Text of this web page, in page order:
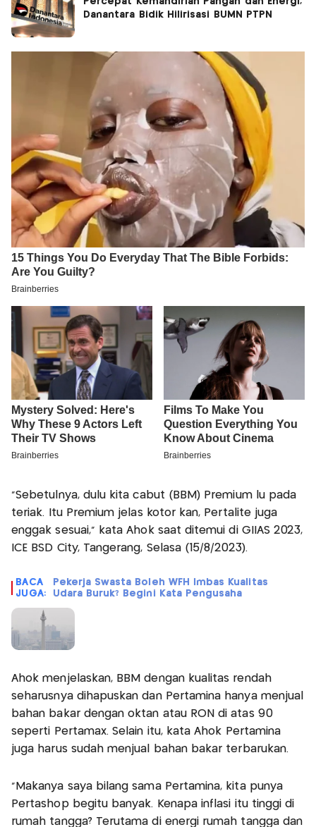
Danantara Bidik Hilirisasi BUMN PTPN
“Sebetulnya, dulu kita cabut (BBM) Premium lu pada
teriak. Itu Premium jelas kotor kan, Pertalite juga
enggak sesuai,” kata Ahok saat ditemui di GIIAS 2023,
ICE BSD City, Tangerang, Selasa (15/8/2023).
BACA
JUGA:
Pekerja Swasta Boleh WFH Imbas Kualitas
Udara Buruk? Begini Kata Pengusaha
Ahok menjelaskan, BBM dengan kualitas rendah
seharusnya dihapuskan dan Pertamina hanya menjual
bahan bakar dengan oktan atau RON di atas 90
seperti Pertamax. Selain itu, kata Ahok Pertamina
juga harus sudah menjual bahan bakar terbarukan.
“Makanya saya bilang sama Pertamina, kita punya
Pertashop begitu banyak. Kenapa inflasi itu tinggi di
rumah tangga? Terutama di energi rumah tangga dan